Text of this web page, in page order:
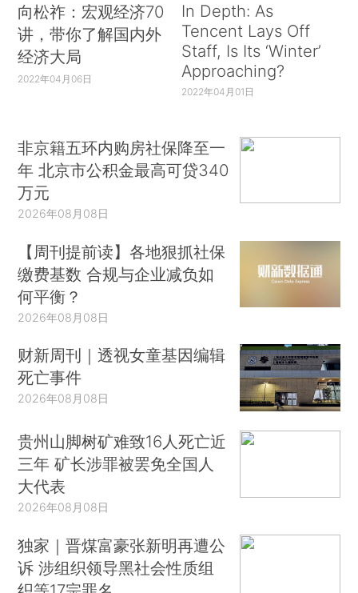
向松祚：宏观经济70
讲，带你了解国内外
经济大局
2022年04月06日
In Depth: As
Tencent Lays Off
Staff, Is Its ‘Winter’
Approaching?
2022年04月01日
非京籍五环内购房社保降至一
年 北京市公积金最高可贷340
万元
2026年08月08日
【周刊提前读】各地狠抓社保
缴费基数 合规与企业减负如
何平衡？
2026年08月08日
财新周刊｜透视女童基因编辑
死亡事件
2026年08月08日
贵州山脚树矿难致16人死亡近
三年 矿长涉罪被罢免全国人
大代表
2026年08月08日
独家｜晋煤富豪张新明再遭公
诉 涉组织领导黑社会性质组